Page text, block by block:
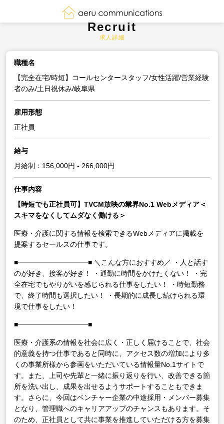
Recruit
求人詳細
職種名
【完全在宅/時短】コールセンタースタッフ/女性活躍/営業経験
者のみ/土日祝休み/岐阜県
雇用形態
正社員
給与
月給制：156,000円 - 266,000円
仕事内容
【時短でも正社員可】TVCM放映の業界No.1 Webメディア＜
スキマをなくしてムダなく働ける＞
医療・介護に関する情報を検索できるWebメディアに掲載を
提案するセールスの仕事です。
■━━━━━━━━━━■ ＼こんな方におすすめ／
・人と話す
のが好き、接客が好き！
・通勤に時間をかけたくない！
・完
全在宅でもやりがいを感じられる仕事をしたい！
・時短勤務
で、終了時間も選択したい！
・長期的に成長し続けられる環
境で仕事をしたい！
■━━━━━━━━━━■
医療・介護系の情報を社会に広く・正しく届けることで、社会
的意義を持つ仕事であると同時に、アクセス数の増加により多
くの事業所様から参画をいただいている情報量No.1サイトで
す。また、上司や先輩と一緒に振り返りを行い、改善できる箇
所を洗い出し、成果を出せるようサポートすることもできま
す。さらに、今回はベンチャー企業の中途採用・メンバー募集
となり、管理職へのキャリアアップのチャンスもあります。そ
のため、正社員として共に事業を推進していただける方を募集